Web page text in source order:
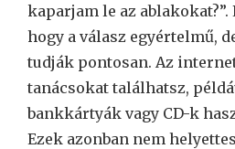
kaparjam le az
hogy a válasz egyértelmű,
tudják pontosan. Az
tanácsokat találhatsz,
bankkártyák vagy CD-k
Ezek azonban nem